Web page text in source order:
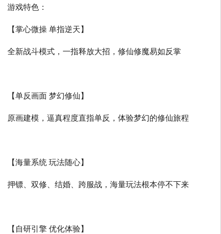
游戏特色：
【掌心微操 单指逆天】
全新战斗模式，一指释放大招，修仙修魔易如反掌
【单反画面 梦幻修仙】
原画建模，逼真程度直指单反，体验梦幻的修仙旅程
【海量系统 玩法随心】
押镖、双修、结婚、跨服战，海量玩法根本停不下来
【自研引擎 优化体验】